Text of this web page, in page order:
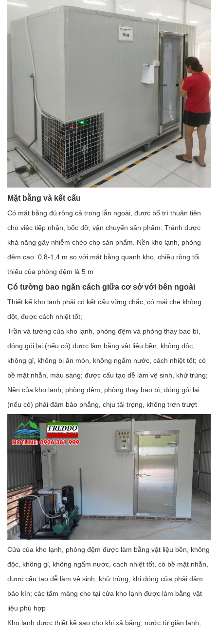
Mặt bằng và kết cấu
Có mặt bằng đủ rộng cả trong lẫn ngoài, được bố trí thuận tiện
cho việc tiếp nhận, bốc dỡ, vận chuyển sản phẩm. Tránh được
khả năng gây nhiễm chéo cho sản phẩm. Nền kho lạnh, phòng
đệm cao 0,8-1,4 m so với mặt bằng quanh kho, chiều rộng tối
thiểu của phòng đệm là 5 m
Có tường bao ngăn cách giữa cơ sở với bên ngoài
Thiết kế kho lạnh phải có kết cấu vững chắc, có mái che không
dột, được cách nhiệt tốt;
Trần và tường của kho lạnh, phòng đệm và phòng thay bao bì,
đóng gói lạị (nếu có) được làm bằng vật liệu bền, không độc,
không gỉ, không bị ăn mòn, không ngấm nước, cách nhiệt tốt; có
bề mặt nhẵn, màu sáng; được cấu tạo dễ làm vệ sinh, khử trùng;
Nền của kho lạnh, phòng đệm, phòng thay bao bì, đóng gói lại
(nếu có) phải đảm bảo phẳng, chịu tải trọng, không trơn trượt
Cửa của kho lạnh, phòng đệm được làm bằng vật liệu bền, không
độc, không gỉ, không ngấm nước, cách nhiệt tốt, có bề mặt nhẵn,
được cấu tạo dễ làm vệ sinh, khử trùng; khi đóng cửa phải đảm
bảo kín; các tấm màng che tại cửa kho lạnh được làm bằng vật
liệu phù hợp
Kho lạnh được thiết kế sao cho khi xả băng, nước từ giàn lạnh,